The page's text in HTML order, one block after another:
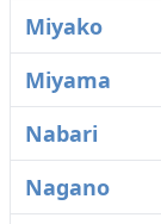
Miyako
Miyama
Nabari
Nagano